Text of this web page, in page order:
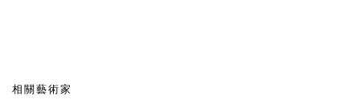
相關藝術家